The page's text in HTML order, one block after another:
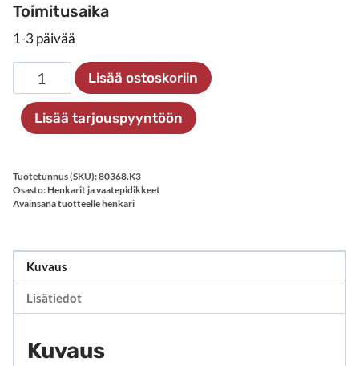
Toimitusaika
1-3 päivää
Nipistinripustin
määrä
Lisää ostoskoriin
Lisää tarjouspyyntöön
Tuotetunnus (SKU):80368.K3
Osasto: Henkarit ja vaatepidikkeet
Avainsana tuotteellehenkari
Kuvaus
Lisätiedot
Kuvaus